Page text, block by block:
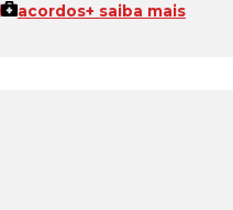
acordos+ saiba mais